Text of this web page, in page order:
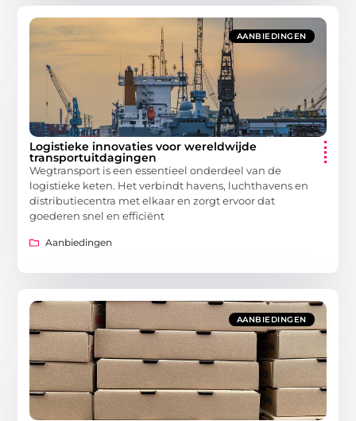
AANBIEDINGEN
Logistieke innovaties voor wereldwijde
transportuitdagingen
Wegtransport is een essentieel onderdeel van de
logistieke keten. Het verbindt havens, luchthavens en
distributiecentra met elkaar en zorgt ervoor dat
goederen snel en efficiënt
Aanbiedingen
AANBIEDINGEN